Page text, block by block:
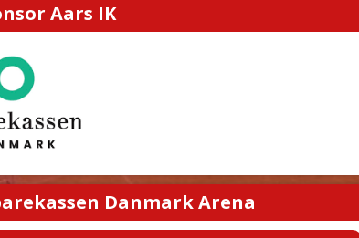
Aars IK
Danmark Arena